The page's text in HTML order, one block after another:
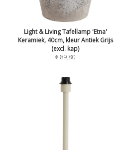
Light & Living Tafellamp 'Etna'
Keramiek, 40cm, kleur Antiek Grijs
(excl. kap)
€ 89,80